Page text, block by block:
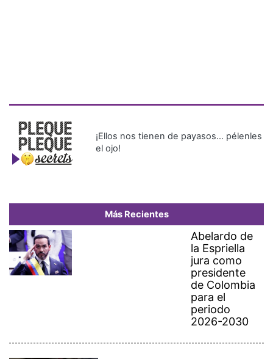
¡Ellos nos tienen de payasos… pélenles
el ojo!
Más Recientes
Abelardo de
la Espriella
jura como
presidente
de Colombia
para el
periodo
2026-2030